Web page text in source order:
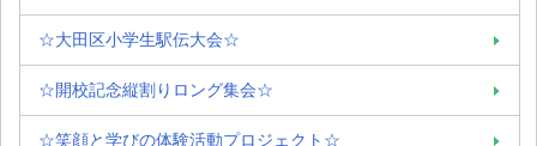
☆大田区小学生駅伝大会☆
☆開校記念縦割りロング集会☆
☆笑顔と学びの体験活動プロジェクト☆